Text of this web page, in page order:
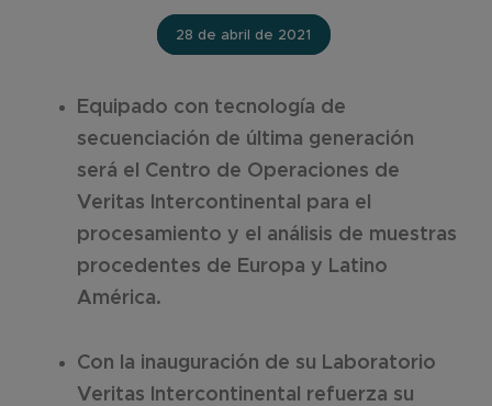
28 de abril de 2021
Equipado con tecnología de
secuenciación de última generación
será el Centro de Operaciones de
Veritas Intercontinental para el
procesamiento y el análisis de muestras
procedentes de Europa y Latino
América.
Con la inauguración de su Laboratorio
Veritas Intercontinental refuerza su